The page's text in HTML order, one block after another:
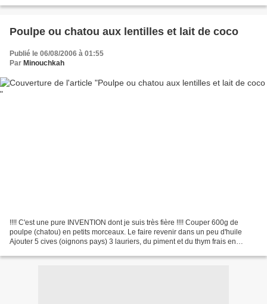
Poulpe ou chatou aux lentilles et lait de coco
Publié le 06/08/2006 à 01:55
Par Minouchkah
!!!! C'est une pure INVENTION dont je suis très fière !!!! Couper 600g de
poulpe (chatou) en petits morceaux. Le faire revenir dans un peu d'huile
Ajouter 5 cives (oignons pays) 3 lauriers, du piment et du thym frais en